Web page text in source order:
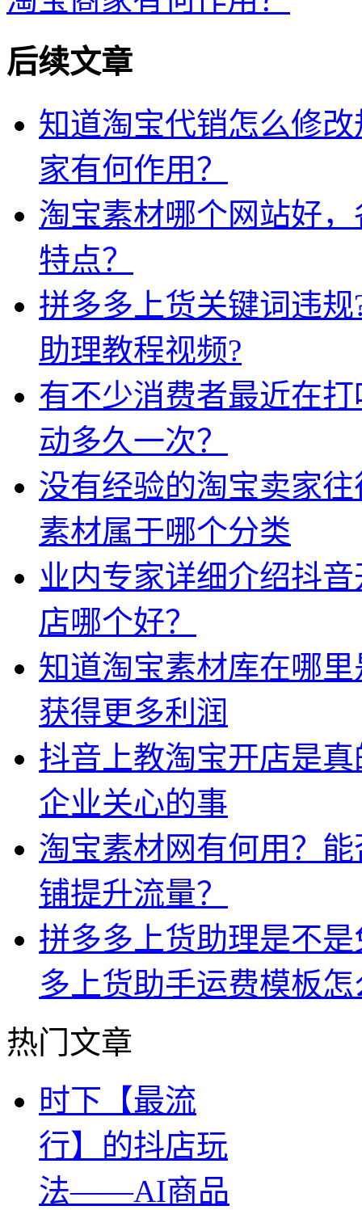
后续文章
知道淘宝代销怎么修
家有何作用？
淘宝素材哪个网站好
特点？
拼多多上货关键词违
助理教程视频?
有不少消费者最近在
动多久一次？
没有经验的淘宝卖家
素材属于哪个分类
业内专家详细介绍抖
店哪个好？
知道淘宝素材库在哪
获得更多利润
抖音上教淘宝开店是
企业关心的事
淘宝素材网有何用？
铺提升流量？
拼多多上货助理是不
多上货助手运费模板怎
热门文章
时下【最流
行】的抖店玩
法——AI商品